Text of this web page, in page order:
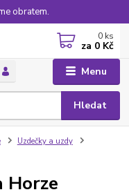
obratem.
Menu
Hledat
0 ks
za 0 Kč
Uzdečky a uzdy
Horze